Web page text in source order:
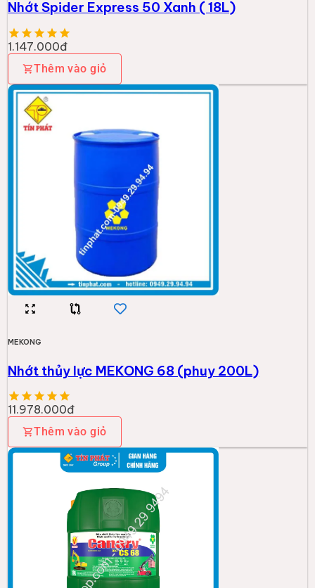
Nhớt Spider Express 50 Xanh ( 18L)
1.147.000đ
Thêm vào giỏ
MEKONG
Nhớt thủy lực MEKONG 68 (phuy 200L)
11.978.000đ
Thêm vào giỏ